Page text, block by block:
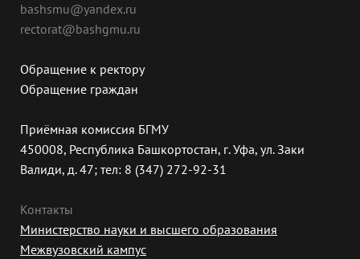
bashsmu@yandex.ru
rectorat@bashgmu.ru
Обращение к ректору
Обращение граждан
Приёмная комиссия БГМУ
450008, Республика Башкортостан, г. Уфа, ул. Заки
Валиди, д. 47; тел: 8 (347) 272-92-31
Контакты
Министерство науки и высшего образования
Межвузовский кампус